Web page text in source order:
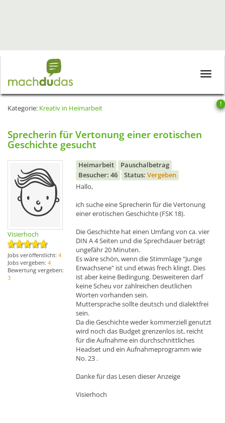
Toggle
!
Kategorie: Kreativ in Heimarbeit
Sprecherin für Vertonung einer erotischen
Geschichte gesucht
Visierhoch
Jobs veröffentlicht: 4
Jobs vergeben: 4
Bewertung vergeben:
3
Heimarbeit
Pauschalbetrag
Besucher: 46
Status: Vergeben
Hallo,
ich suche eine Sprecherin für die Vertonung
einer erotischen Geschichte (FSK 18).
Die Geschichte hat einen Umfang von ca. vier
DIN A 4 Seiten und die Sprechdauer beträgt
ungefähr 20 Minuten.
Es wäre schön, wenn die Stimmlage "Junge
Erwachsene" ist und etwas frech klingt. Dies
ist aber keine Bedingung. Desweiteren darf
keine Scheu vor zahlreichen deutlichen
Worten vorhanden sein.
Muttersprache sollte deutsch und dialektfrei
sein.
Da die Geschichte weder kommerziell genutzt
wird noch das Budget grenzenlos ist, reicht
für die Aufnahme ein durchschnittliches
Headset und ein Aufnahmeprogramm wie
No. 23 .
Danke für das Lesen dieser Anzeige
Visierhoch